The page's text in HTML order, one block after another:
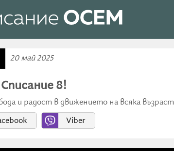
20 май 2025
8!
и радост в движението на всяка възраст
Viber